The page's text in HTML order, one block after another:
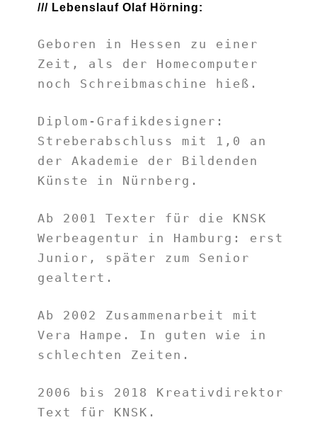
/// Lebenslauf Olaf Hörning:
Geboren in Hessen zu einer
Zeit, als der Homecomputer
noch Schreibmaschine hieß.
Diplom-Grafikdesigner:
Streberabschluss mit 1,0 an
der Akademie der Bildenden
Künste in Nürnberg.
Ab 2001 Texter für die KNSK
Werbeagentur in Hamburg: erst
Junior, später zum Senior
gealtert.
Ab 2002 Zusammenarbeit mit
Vera Hampe. In guten wie in
schlechten Zeiten.
2006 bis 2018 Kreativdirektor
Text für KNSK.